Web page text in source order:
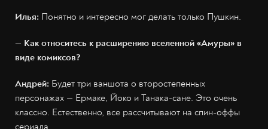
Илья: Понятно и интересно мог делать только Пушкин.
— Как относитесь к расширению вселенной «Амуры» в
виде комиксов?
Андрей: Будет три ваншота о второстепенных
персонажах — Ермаке, Йоко и Танака-сане. Это очень
классно. Естественно, все рассчитывают на спин-оффы
сериала.